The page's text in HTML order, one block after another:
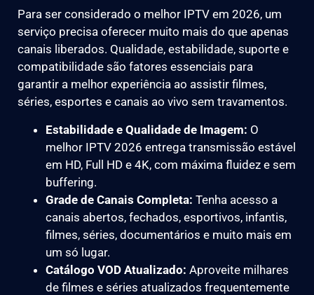
Para ser considerado o melhor IPTV em 2026, um
serviço precisa oferecer muito mais do que apenas
canais liberados. Qualidade, estabilidade, suporte e
compatibilidade são fatores essenciais para
garantir a melhor experiência ao assistir filmes,
séries, esportes e canais ao vivo sem travamentos.
Estabilidade e Qualidade de Imagem: O
melhor IPTV 2026 entrega transmissão estável
em HD, Full HD e 4K, com máxima fluidez e sem
buffering.
Grade de Canais Completa: Tenha acesso a
canais abertos, fechados, esportivos, infantis,
filmes, séries, documentários e muito mais em
um só lugar.
Catálogo VOD Atualizado: Aproveite milhares
de filmes e séries atualizados frequentemente